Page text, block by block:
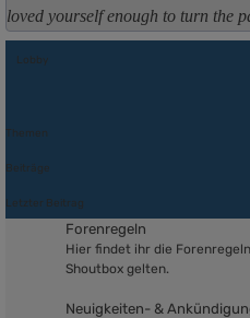
loved yourself enough to turn the
Lobby
Themen
Beiträge
Letzter Beitrag
Forenregeln
Hier findet ihr die
Shoutbox gelten.
Neuigkeiten- &